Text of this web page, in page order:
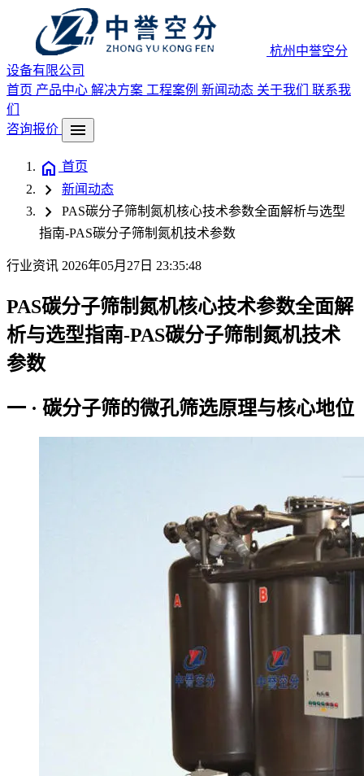
杭州中誉空分
设备有限公司
首页 产品中心 解决方案 工程案例 新闻动态 关于我们 联系我
们
咨询报价
menu
home 首页
chevron_right 新闻动态
chevron_right
PAS碳分子筛制氮机核心技术参数全面解析与选型
指南-PAS碳分子筛制氮机技术参数
行业资讯 2026年05月27日 23:35:48
PAS碳分子筛制氮机核心技术参数全面解
析与选型指南-PAS碳分子筛制氮机技术
参数
一 · 碳分子筛的微孔筛选原理与核心地位